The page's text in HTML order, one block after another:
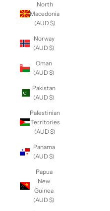
North
Macedonia
(AUD $)
Norway
(AUD $)
Oman
(AUD $)
Pakistan
(AUD $)
Palestinian
Territories
(AUD $)
Panama
(AUD $)
Papua
New
Guinea
(AUD $)